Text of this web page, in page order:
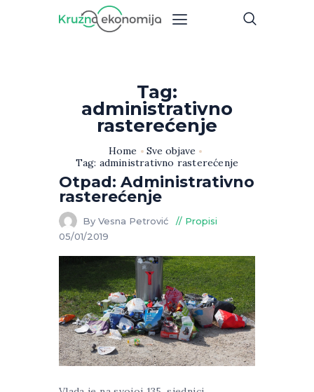
Tag:
administrativno
rasterećenje
Home
Sve objave
Tag: administrativno rasterećenje
Otpad: Administrativno
rasterećenje
By Vesna Petrović
Propisi
05/01/2019